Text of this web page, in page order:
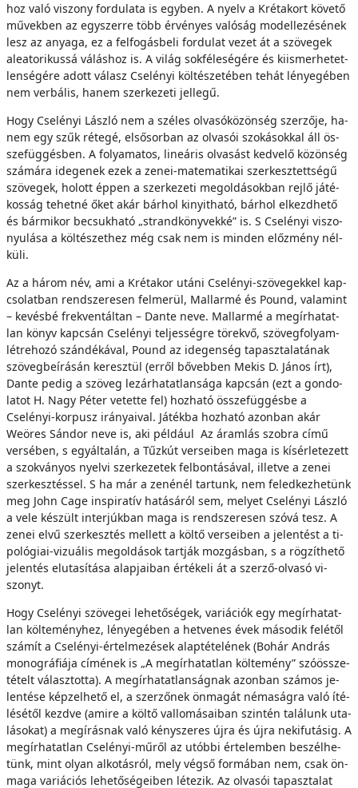
hoz va­ló vi­szony for­du­la­ta is egy­ben. A nyelv a Kré­ta­kort kö­ve­tő
mű­vek­ben az egy­szer­re több ér­vé­nyes va­ló­ság mo­del­le­zé­sé­nek
lesz az anya­ga, ez a fel­fo­gás­be­li for­du­lat ve­zet át a szö­ve­gek
aleatorikussá vá­lás­hoz is. A vi­lág sok­fé­le­sé­gé­re és ki­is­mer­he­tet­
len­sé­gé­re adott vá­lasz Cselényi köl­té­sze­té­ben te­hát lé­nye­gé­ben
nem ver­bá­lis, ha­nem szer­ke­ze­ti jel­le­gű.
Hogy Cselényi Lász­ló nem a szé­les ol­va­só­kö­zön­ség szer­ző­je, ha­
nem egy szűk ré­te­gé, el­ső­sor­ban az ol­va­sói szo­ká­sok­kal áll ös­­
sze­füg­gés­ben. A fo­lya­ma­tos, li­ne­á­ris ol­va­sást ked­ve­lő kö­zön­ség
szá­má­ra ide­ge­nek ezek a ze­nei-ma­te­ma­ti­kai szerkesztettségű
szö­ve­gek, ho­lott ép­pen a szer­ke­ze­ti meg­ol­dá­sok­ban rej­lő já­té­
kos­ság te­het­né őket akár bár­hol ki­nyit­ha­tó, bár­hol el­kezd­he­tő
és bár­mi­kor be­csuk­ha­tó „strand­köny­vek­ké” is. S Cselényi vi­szo­
nyu­lá­sa a köl­té­szet­hez még csak nem is min­den előz­mény nél­
kü­li.
Az a há­rom név, ami a Kré­ta­kor utá­ni Cselényi-szövegekkel kap­
cso­lat­ban rend­sze­re­sen fel­me­rül, Mallarmé és Pound, va­la­mint
– ke­vés­bé frek­ven­tál­tan – Dan­te ne­ve. Mallarmé a meg­ír­ha­tat­
lan könyv kap­csán Cselényi tel­jes­ség­re tö­rek­vő, szö­veg­fo­lyam-
lét­re­ho­zó szán­dé­ká­val, Pound az ide­gen­ség ta­pasz­ta­la­tá­nak
szö­veg­be­írá­sán ke­resz­tül (er­ről bő­veb­ben Mekis D. Já­nos írt),
Dan­te pe­dig a szö­veg le­zár­ha­tat­lan­sá­ga kap­csán (ezt a gon­do­
la­tot H. Nagy Pé­ter ve­tet­te fel) hoz­ha­tó ös­­sze­füg­gés­be a
Cselényi-korpusz irá­nya­i­val. Já­ték­ba hoz­ha­tó azon­ban akár
Weöres Sán­dor ne­ve is, aki pél­dá­ul Az áram­lás szob­ra cí­mű
ver­sé­ben, s egy­ál­ta­lán, a Tűz­kút ver­se­i­ben ma­ga is kí­sér­le­te­zett
a szok­vá­nyos nyel­vi szer­ke­ze­tek fel­bon­tá­sá­val, il­let­ve a ze­nei
szer­kesz­tés­sel. S ha már a ze­né­nél tar­tunk, nem fe­led­kez­he­tünk
meg John Cage inspiratív ha­tá­sá­ról sem, me­lyet Cselényi Lász­ló
a ve­le ké­szült in­ter­júk­ban ma­ga is rend­sze­re­sen szó­vá tesz. A
ze­nei el­vű szer­kesz­tés mel­lett a köl­tő ver­se­i­ben a je­len­tést a ti­
po­ló­gi­ai-vi­zu­á­lis meg­ol­dá­sok tart­ják moz­gás­ban, s a rög­zít­he­tő
je­len­tés el­uta­sí­tá­sa alap­ja­i­ban ér­té­ke­li át a szer­ző-ol­va­só vi­
szonyt.
Hogy Cselényi szö­ve­gei le­he­tő­sé­gek, va­ri­á­ci­ók egy meg­ír­ha­tat­
lan köl­te­mény­hez, lé­nye­gé­ben a het­ve­nes évek má­so­dik fe­lé­től
szá­mít a Cselényi-értelmezések alap­té­tel­ének (Bohár And­rás
mo­nog­rá­fi­á­ja cí­mé­nek is „A meg­ír­ha­tat­lan köl­te­mény” szó­ös­­sze­
té­telt vá­lasz­tot­ta). A meg­ír­ha­tat­lan­ság­nak azon­ban szá­mos je­
len­té­se kép­zel­he­tő el, a szer­ző­nek ön­ma­gát né­ma­ság­ra va­ló íté­
lé­sé­től kezd­ve (ami­re a köl­tő val­lo­má­sa­i­ban szin­tén ta­lá­lunk uta­
lá­so­kat) a meg­írás­nak va­ló kény­sze­res új­ra és új­ra ne­ki­fu­tá­sig. A
meg­ír­ha­tat­lan Cselényi-műről az utób­bi ér­te­lem­ben be­szél­he­
tünk, mint olyan al­ko­tás­ról, mely vég­ső for­má­ban nem, csak ön­
ma­ga va­ri­á­ci­ós le­he­tő­sé­ge­i­ben lé­te­zik. Az ol­va­sói ta­pasz­ta­lat